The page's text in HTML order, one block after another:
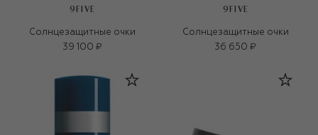
9FIVE
Солнцезащитные очки
39 100 ₽
9FIVE
Солнцезащитные очки
36 650 ₽